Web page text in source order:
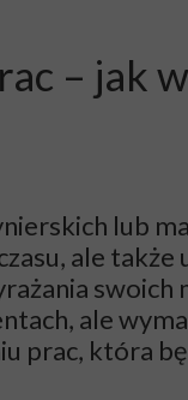
– jak
lub
ale
swoich
ale
prac, która